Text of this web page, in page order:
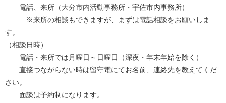
電話、来所（大分市内活動事務所・宇佐市内事務所）
※来所の相談もできますが、まずは電話相談をお願いしま
す。
（相談日時）
電話・来所では月曜日～日曜日（深夜・年末年始を除く）
直接つながらない時は留守電にてお名前、連絡先を教えてくだ
さい。
面談は予約制になります。